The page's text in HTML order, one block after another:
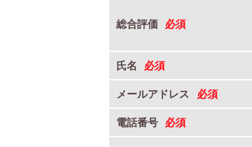
総合評価
氏名
メールアドレス
電話番号